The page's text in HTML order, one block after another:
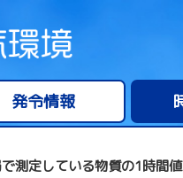
発令情報
測定している物質の1時間